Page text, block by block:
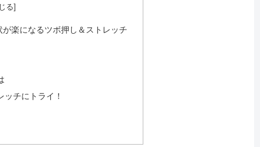
楽になるツボ押し＆ストレッチ
チにトライ！